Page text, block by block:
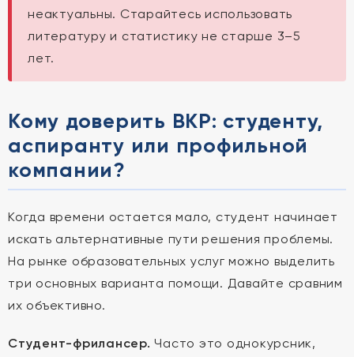
неактуальны. Старайтесь использовать
литературу и статистику не старше 3–5
лет.
Кому доверить ВКР: студенту,
аспиранту или профильной
компании?
Когда времени остается мало, студент начинает
искать альтернативные пути решения проблемы.
На рынке образовательных услуг можно выделить
три основных варианта помощи. Давайте сравним
их объективно.
Студент-фрилансер. Часто это однокурсник,